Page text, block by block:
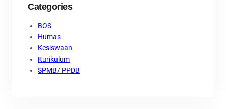
Categories
BOS
Humas
Kesiswaan
Kurikulum
SPMB/ PPDB